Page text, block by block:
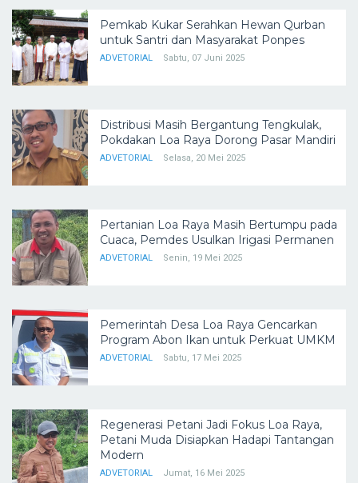
Pemkab Kukar Serahkan Hewan Qurban
untuk Santri dan Masyarakat Ponpes
ADVETORIAL Sabtu, 07 Juni 2025
Distribusi Masih Bergantung Tengkulak,
Pokdakan Loa Raya Dorong Pasar Mandiri
ADVETORIAL Selasa, 20 Mei 2025
Pertanian Loa Raya Masih Bertumpu pada
Cuaca, Pemdes Usulkan Irigasi Permanen
ADVETORIAL Senin, 19 Mei 2025
Pemerintah Desa Loa Raya Gencarkan
Program Abon Ikan untuk Perkuat UMKM
ADVETORIAL Sabtu, 17 Mei 2025
Regenerasi Petani Jadi Fokus Loa Raya,
Petani Muda Disiapkan Hadapi Tantangan
Modern
ADVETORIAL Jumat, 16 Mei 2025